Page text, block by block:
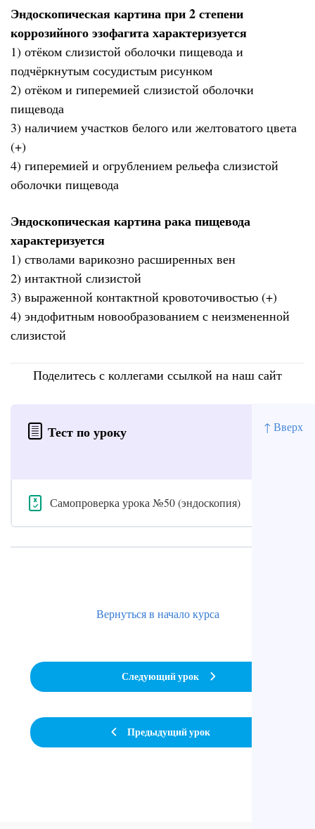
↑ Вверх
Эндоскопическая картина при 2 степени
коррозийного эзофагита характеризуется
1) отёком слизистой оболочки пищевода и
подчёркнутым сосудистым рисунком
2) отёком и гиперемией слизистой оболочки
пищевода
3) наличием участков белого или желтоватого цвета
(+)
4) гиперемией и огрублением рельефа слизистой
оболочки пищевода
Эндоскопическая картина рака пищевода
характеризуется
1) стволами варикозно расширенных вен
2) интактной слизистой
3) выраженной контактной кровоточивостью (+)
4) эндофитным новообразованием с неизмененной
слизистой
Поделитесь с коллегами ссылкой на наш сайт
Тест по уроку
Самопроверка урока №50 (эндоскопия)
Предыдущий урок
Вернуться в начало курса
Следующий урок